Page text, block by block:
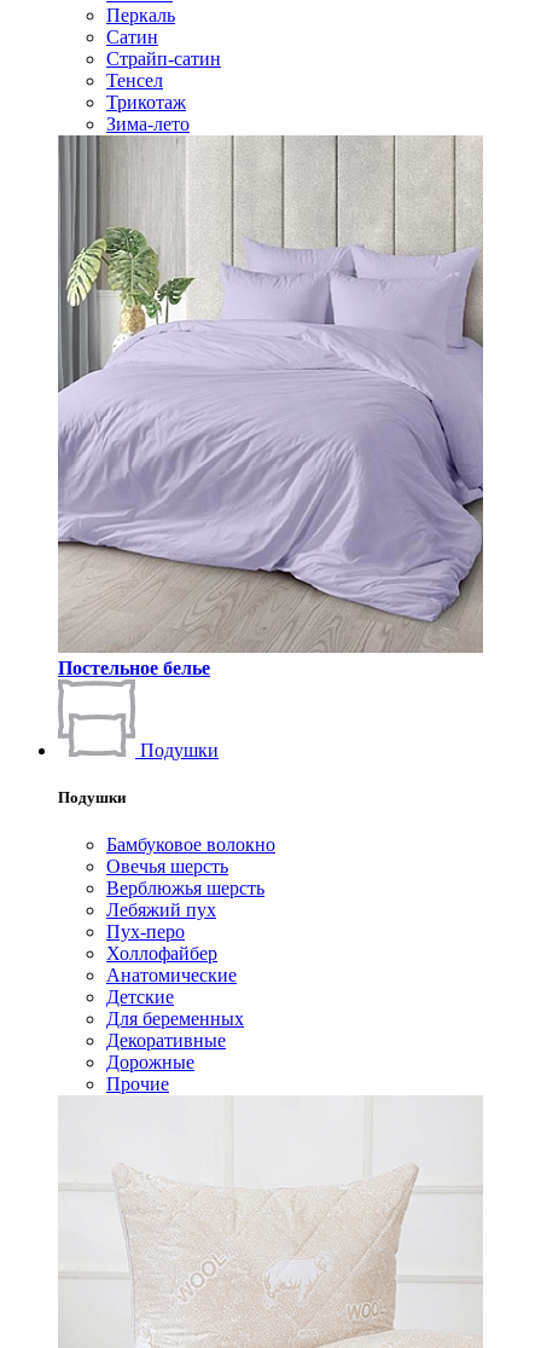
Перкаль
Сатин
Страйп-сатин
Тенсел
Трикотаж
Зима-лето
Постельное белье
Подушки
Подушки
Бамбуковое волокно
Овечья шерсть
Верблюжья шерсть
Лебяжий пух
Пух-перо
Холлофайбер
Анатомические
Детские
Для беременных
Декоративные
Дорожные
Прочие